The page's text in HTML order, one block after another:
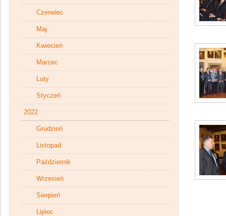
Czerwiec
Maj
Kwiecień
Marzec
Luty
Styczeń
2022
Grudzień
Listopad
Październik
Wrzesień
Sierpień
Lipiec